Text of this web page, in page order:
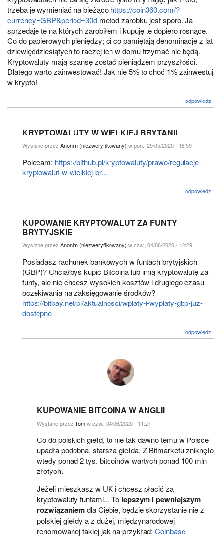
trzeba je wymieniać na bieżąco https://coin360.com/?
currency=GBP&period=30d metod zarobku jest sporo. Ja
sprzedaje te na których zarobiłem i kupuję te dopiero rosnące.
Co do papierowych pieniędzy; ci co pamiętają denominacje z lat
dziewięćdziesiątych to raczej ich w domu trzymać nie będą.
Kryptowaluty mają szansę zostać pieniądzem przyszłości.
Dlatego warto zainwestować! Jak nie 5% to choć 1% zainwestuj
w krypto!
odpowiedz
KRYPTOWALUTY W WIELKIEJ BRYTANII
Wysłane przez Anonim (niezweryfikowany) w pon., 25/05/2020 - 18:59
Polecam: https://bithub.pl/kryptowaluty/prawo/regulacje-
kryptowalut-w-wielkiej-br...
odpowiedz
KUPOWANIE KRYPTOWALUT ZA FUNTY
BRYTYJSKIE
Wysłane przez Anonim (niezweryfikowany) w czw., 04/06/2020 - 10:29
Posiadasz rachunek bankowych w funtach brytyjskich
(GBP)? Chciałbyś kupić Bitcoina lub inną kryptowalutę za
funty, ale nie chcesz wysokich kosztów i długiego czasu
oczekiwania na zaksięgowanie środków?
https://bitbay.net/pl/aktualnosci/wplaty-i-wyplaty-gbp-juz-
dostepne
odpowiedz
KUPOWANIE BITCOINA W ANGLII
Wysłane przez Tomw czw., 04/06/2020 - 11:27
Co do polskich giełd, to nie tak dawno temu w Polsce
upadła podobna, starsza giełda. Z Bitmarketu zniknęło
wtedy ponad 2 tys. bitcoinów wartych ponad 100 mln
złotych.
Jeżeli mieszkasz w UK i chcesz płacić za
kryptowaluty funtami... To lepszym i pewniejszym
rozwiązaniemdla Ciebie, będzie skorzystanie nie z
polskiej giełdy a z dużej, międzynarodowej
renomowanej takiej jak na przykład: Coinbase